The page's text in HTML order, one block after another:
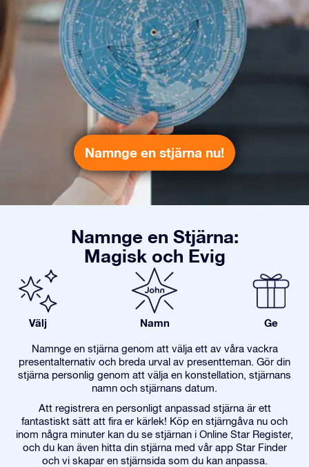
Namnge en stjärna nu!
Namnge en Stjärna:
Magisk och Evig
Välj Namn Ge
Namnge en stjärna genom att välja ett av våra vackra
presentalternativ och breda urval av presentteman. Gör din
stjärna personlig genom att välja en konstellation, stjärnans
namn och stjärnans datum.
Att registrera en personligt anpassad stjärna är ett
fantastiskt sätt att fira er kärlek! Köp en stjärngåva nu och
inom några minuter kan du se stjärnan i Online Star Register,
och du kan även hitta din stjärna med vår app Star Finder
och vi skapar en stjärnsida som du kan anpassa.